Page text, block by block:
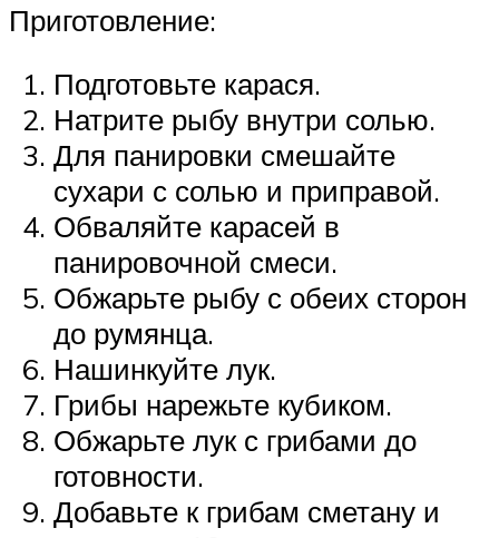
Приготовление:
Подготовьте карася.
Натрите рыбу внутри солью.
Для панировки смешайте
сухари с солью и приправой.
Обваляйте карасей в
панировочной смеси.
Обжарьте рыбу с обеих сторон
до румянца.
Нашинкуйте лук.
Грибы нарежьте кубиком.
Обжарьте лук с грибами до
готовности.
Добавьте к грибам сметану и